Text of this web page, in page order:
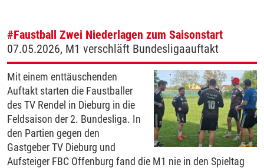
#Faustball Zwei Niederlagen zum Saisonstart
07.05.2026, M1 verschläft Bundesligaauftakt
Mit einem enttäuschenden
Auftakt starten die Faustballer
des TV Rendel in Dieburg in die
Feldsaison der 2. Bundesliga. In
den Partien gegen den
Gastgeber TV Dieburg und
Aufsteiger FBC Offenburg fand die M1 nie in den Spieltag